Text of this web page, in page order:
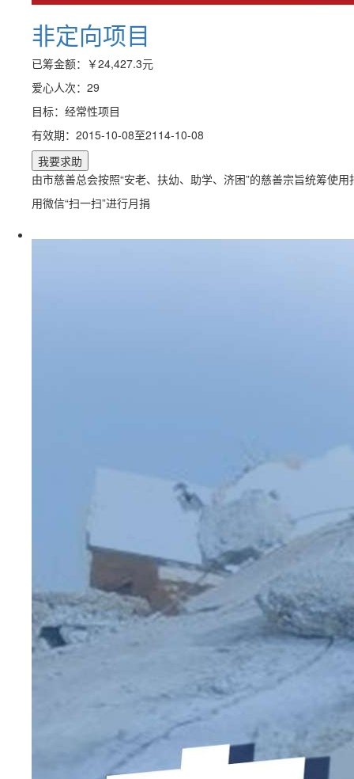
非定向项目
已筹金额： ￥24,427.3元
爱心人次：29
目标：经常性项目
有效期：2015-10-08至2114-10-08
由市慈善总会按照“安老、扶幼、助学、济困”的慈善宗旨统筹使用
用微信“扫一扫”进行月捐